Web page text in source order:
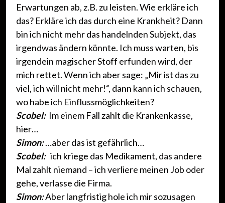
Erwartungen ab, z.B. zu leisten. Wie erkläre ich
das? Erkläre ich das durch eine Krankheit? Dann
bin ich nicht mehr das handelnden Subjekt, das
irgendwas ändern könnte. Ich muss warten, bis
irgendein magischer Stoff erfunden wird, der
mich rettet. Wenn ich aber sage: „Mir ist das zu
viel, ich will nicht mehr!“, dann kann ich schauen,
wo habe ich Einflussmöglichkeiten?
Scobel: Im einem Fall zahlt die Krankenkasse,
hier…
Simon:…aber das ist gefährlich…
Scobel:ich kriege das Medikament, das andere
Mal zahlt niemand – ich verliere meinen Job oder
gehe, verlasse die Firma.
Simon:Aber langfristig hole ich mir sozusagen